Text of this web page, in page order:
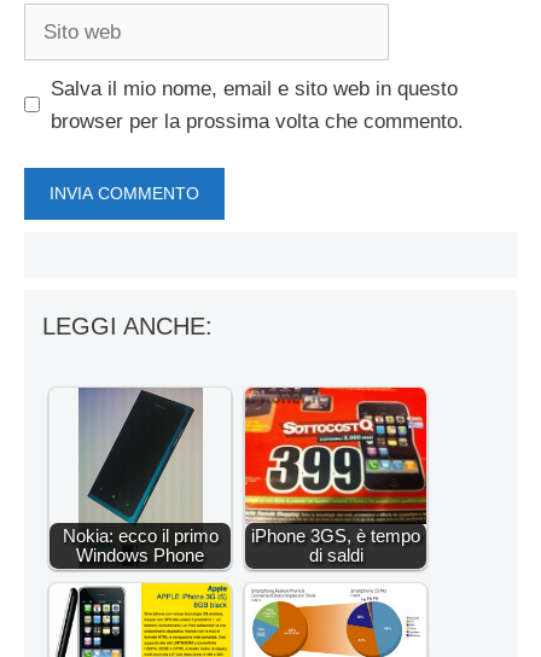
Salva il mio nome, email e sito web in questo
browser per la prossima volta che commento.
LEGGI ANCHE:
Nokia: ecco il primo
Windows Phone
iPhone 3GS, è tempo
di saldi